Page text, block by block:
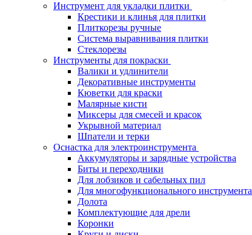
Инструмент для укладки плитки
Крестики и клинья для плитки
Плиткорезы ручные
Система выравнивания плитки
Стеклорезы
Инструменты для покраски
Валики и удлинители
Декоративные инструменты
Кюветки для краски
Малярные кисти
Миксеры для смесей и красок
Укрывной материал
Шпатели и терки
Оснастка для электроинструмента
Аккумуляторы и зарядные устройства
Биты и переходники
Для лобзиков и сабельных пил
Для многофункционального инструмента
Долота
Комплектующие для дрели
Коронки